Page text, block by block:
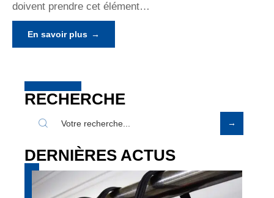
doivent prendre cet élément…
En savoir plus
RECHERCHE
DERNIÈRES ACTUS